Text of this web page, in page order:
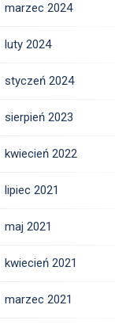
marzec 2024
luty 2024
styczeń 2024
sierpień 2023
kwiecień 2022
lipiec 2021
maj 2021
kwiecień 2021
marzec 2021